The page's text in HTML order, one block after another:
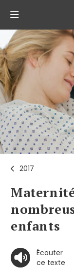
2017
enfants
Écouter
ce texte